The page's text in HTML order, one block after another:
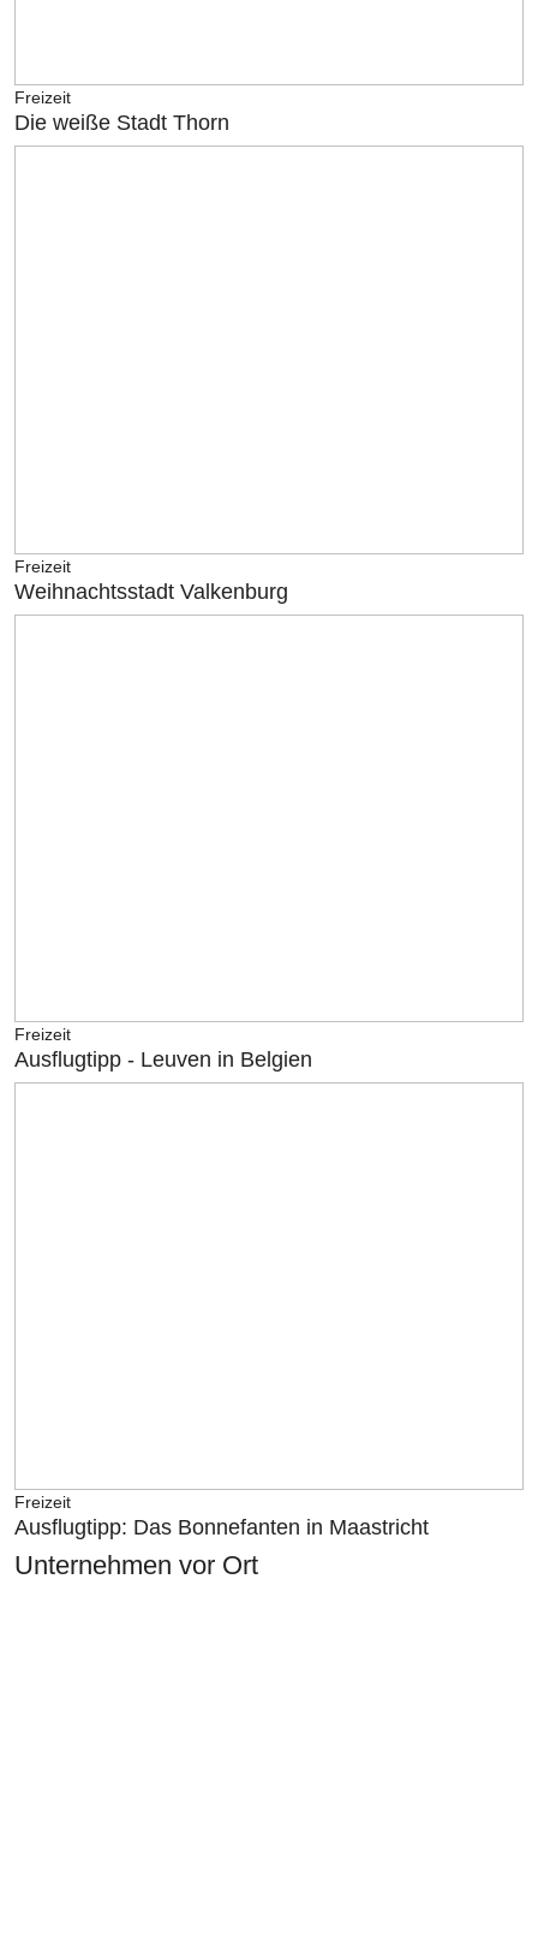
Freizeit
Die weiße Stadt Thorn
Freizeit
Weihnachtsstadt Valkenburg
Freizeit
Ausflugtipp - Leuven in Belgien
Freizeit
Ausflugtipp: Das Bonnefanten in Maastricht
Unternehmen vor Ort